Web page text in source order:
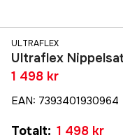
ULTRAFLEX
Ultraflex
1 498 kr
EAN: 7393401930964
Totalt: 1 498 kr